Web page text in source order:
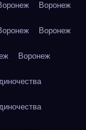
Воронеж
Воронеж
Воронеж